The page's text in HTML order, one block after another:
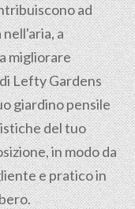
ad
a
migliorare
Lefty Gardens
giardino pensile
del tuo
in modo da
e pratico in